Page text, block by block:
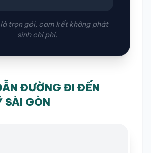
là trọn gói, cam kết không phát
sinh chi phí.
ĐƯỜNG ĐI ĐẾN
SÀI GÒN